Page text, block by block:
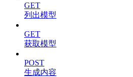
GET
列出模型
GET
获取模型
POST
生成内容